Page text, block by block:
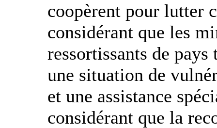
coopèrent pour lutter
considérant que les
ressortissants de
une situation de
et une assistance
considérant que la